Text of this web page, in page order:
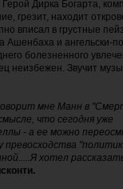
Дирка Богарта,
грезит, находит
вписал в грустные
Ашенбаха и ангельски-
болезненного
неизбежен. Звучит
мне Манн в
что сегодня уже
- а ее можно
хотел